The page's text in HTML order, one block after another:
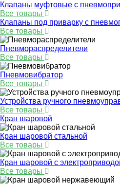
Клапаны муфтовые с
Все товары
Клапаны под приварку с
Все товары
Пневмораспределители
Все товары
Пневмовибратор
Все товары
Устройства ручного
Все товары
Кран шаровой
Кран шаровой стальной
Все товары
Кран шаровой с
Все товары